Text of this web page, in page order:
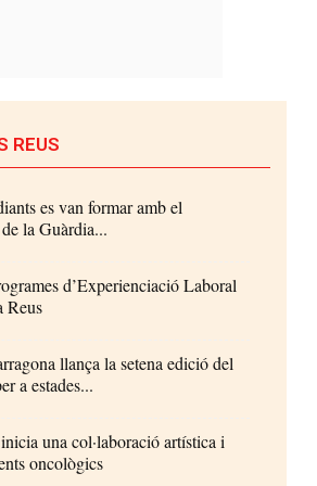
REUS
es van formar amb el
la Guàrdia...
d’Experienciació Laboral
Reus
llança la setena edició del
a estades...
una col·laboració artística i
oncològics